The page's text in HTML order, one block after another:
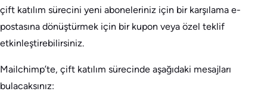
çift katılım sürecini yeni aboneleriniz için bir karşılama e-
postasına dönüştürmek için bir kupon veya özel teklif
etkinleştirebilirsiniz.
Mailchimp’te, çift katılım sürecinde aşağıdaki mesajları
bulacaksınız: